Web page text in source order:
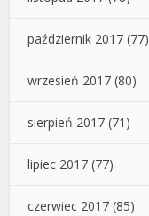
październik 2017 (77)
wrzesień 2017 (80)
sierpień 2017 (71)
lipiec 2017 (77)
czerwiec 2017 (85)